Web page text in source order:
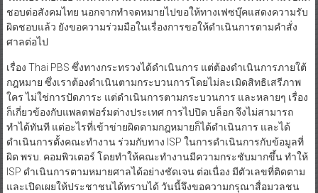
ชอบต่อสังคมไทย นอกจากทำจดหมายไปขอให้ทางเฟซบุ๊คแสดงความรับ
ผิดชอบแล้ว ยังขอความร่วมมือในเรื่องการขอให้ดำเนินการตามคำสั่ง
ศาลต่อไป
เรื่อง Thai PBS ซึ่งทางกระทรวงได้ดำเนินการ แต่ต้องดำเนินการภายใต้
กฎหมาย ซึ่งเราต้องดำเนินตามกระบวนการโดยไม่ละเมิดสิทธิเสรีภาพ
ใคร ไม่ใช่การปัดภาระ แต่ดำเนินการตามกระบวนการ และหลายๆ เรื่อง
ก็เกี่ยวข้องกับแพลตฟอร์มต่างประเทศ การไปปิด บล็อก จึงไม่สามารถ
ทำได้ทันที แต่อะไรที่เข้าข่ายผิดตามกฎหมายก็ได้ดำเนินการ และได้
ดำเนินการตั้งคณะทำงาน ร่วมกับทาง ISP ในการดำเนินการกับข้อมูลที่
ผิด พรบ. คอมพิวเตอร์ โดยทำให้คณะทำงานมีความกระชับมากขึ้น ทำให้
ISP ดำเนินการตามหมายศาลได้อย่างชัดเจน ต่อเนื่อง มีตัวเลขที่ติดตาม
และเปิดเผยให้ประชาชนได้ทราบได้ วันนี้จึงขอความกรุณาสื่อมวลชน